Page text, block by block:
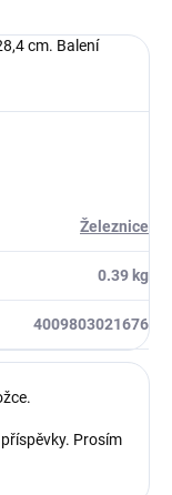
cm. Balení
Železnice
0.39 kg
4009803021676
Prosím